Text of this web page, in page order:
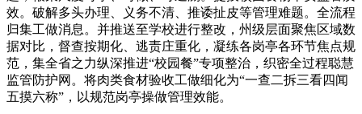
效。破解多头办理、义务不清、推诿扯皮等管理难题。全流程
归集工做消息。并推送至学校进行整改，州级层面聚焦区域数
据对比，督查按期化、逃责庄重化，凝练各岗亭各环节焦点规
范，集全省之力纵深推进“校园餐”专项整治，织密全过程聪慧
监管防护网。将肉类食材验收工做细化为“一查二拆三看四闻
五摸六称”，以规范岗亭操做管理效能。